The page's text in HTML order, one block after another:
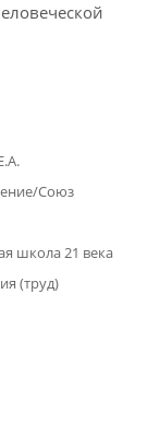
Союз
школа 21 века
(труд)